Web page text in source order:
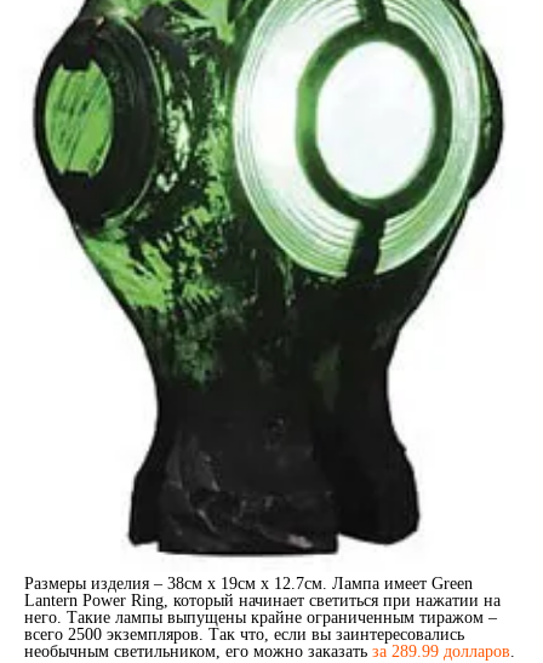
Размеры изделия – 38см x 19см x 12.7см. Лампа имеет Green
Lantern Power Ring, который начинает светиться при нажатии на
него. Такие лампы выпущены крайне ограниченным тиражом –
всего 2500 экземпляров. Так что, если вы заинтересовались
необычным светильником, его можно заказать за 289.99 долларов.